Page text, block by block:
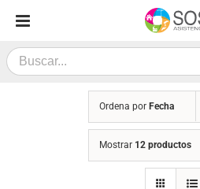
contenido
Search
for:
Ordena por Fecha
Mostrar 12 productos